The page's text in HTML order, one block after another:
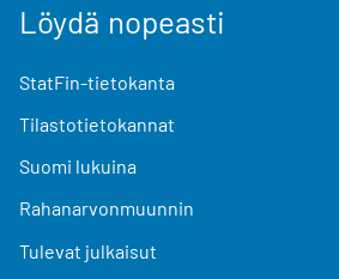
Löydä nopeasti
StatFin-tietokanta
Tilastotietokannat
Suomi lukuina
Rahanarvonmuunnin
Tulevat julkaisut